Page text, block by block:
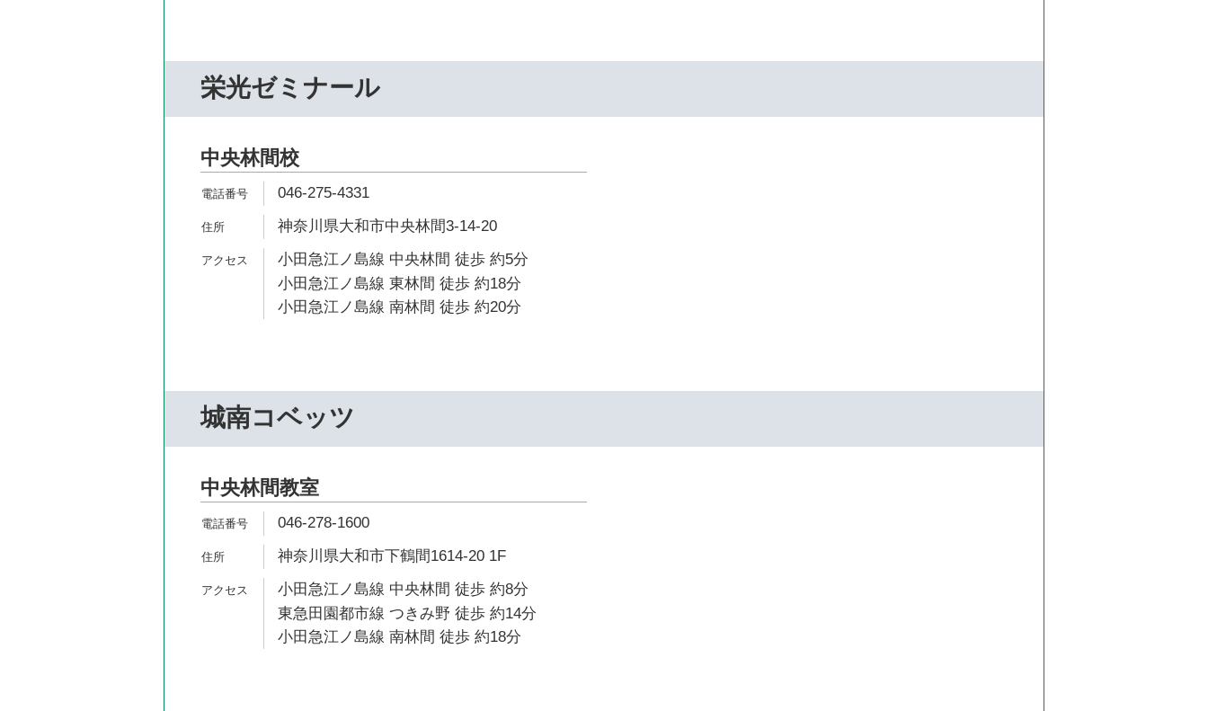
栄光ゼミナール
中央林間校
046-275-4331
神奈川県大和市中央林間3-14-20
小田急江ノ島線 中央林間 徒歩 約5分
小田急江ノ島線 東林間 徒歩 約18分
小田急江ノ島線 南林間 徒歩 約20分
城南コベッツ
中央林間教室
046-278-1600
神奈川県大和市下鶴間1614-20 1F
小田急江ノ島線 中央林間 徒歩 約8分
東急田園都市線 つきみ野 徒歩 約14分
小田急江ノ島線 南林間 徒歩 約18分